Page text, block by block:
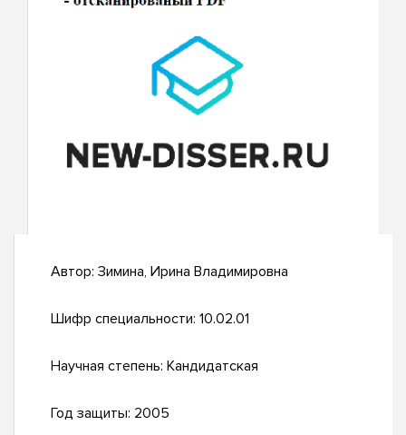
Автор: Зимина, Ирина Владимировна
Шифр специальности: 10.02.01
Научная степень: Кандидатская
Год защиты: 2005